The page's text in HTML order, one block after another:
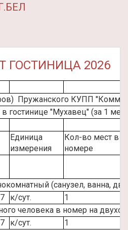
ГОСТИНИЦА 2026
Пружанского КУПП
гостинице "Мухавец" (за 1
Единица
измерения
Кол-во мест в
номере
(санузел, ванна,
к/сут. 1
человека в номер на
к/сут. 1